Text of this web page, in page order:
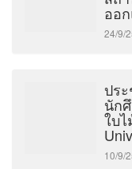
ออ
24/9/
ปร
นัก
ใบ
10/9/